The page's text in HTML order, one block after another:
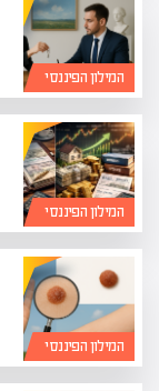
המילון הפיננסי
המילון הפיננסי
המילון הפיננסי